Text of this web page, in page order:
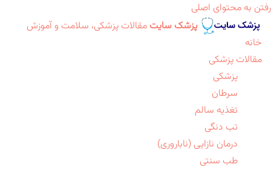
رفتن به محتوای اصلی
پزشک سایت مقالات پزشکی، سلامت و آموزش
خانه
مقالات پزشکی
پزشکی
سرطان
تغذیه سالم
تب دنگی
درمان نازایی (ناباروری)
طب سنتی